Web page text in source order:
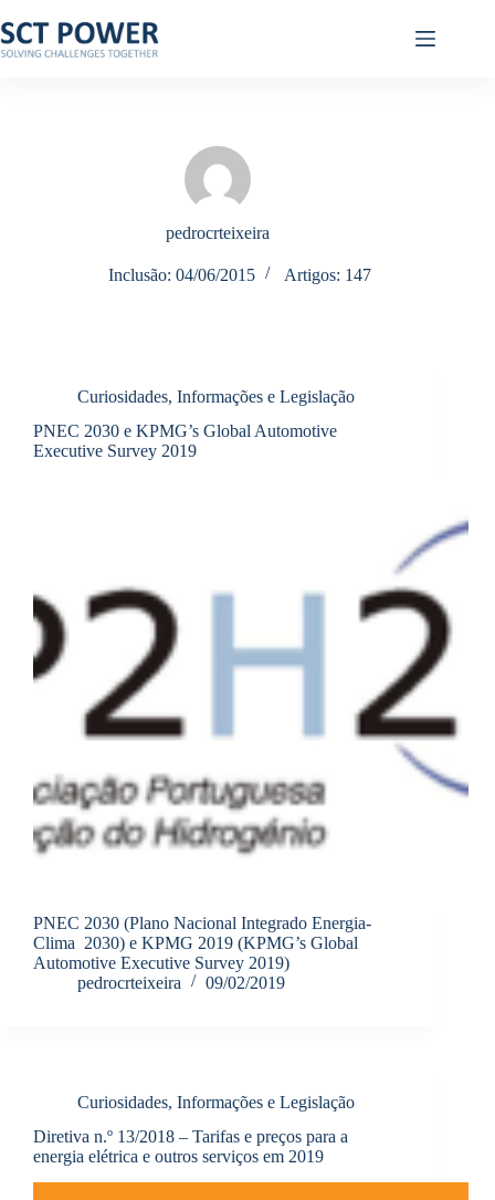
para
o
pedrocrteixeira
Inclusão: 04/06/2015 Artigos: 147
Curiosidades, Informações e Legislação
PNEC 2030 e KPMG’s Global Automotive
Executive Survey 2019
PNEC 2030 (Plano Nacional Integrado Energia-
Clima 2030) e KPMG 2019 (KPMG’s Global
Automotive Executive Survey 2019)
pedrocrteixeira
09/02/2019
Curiosidades, Informações e Legislação
Diretiva n.º 13/2018 – Tarifas e preços para a
energia elétrica e outros serviços em 2019